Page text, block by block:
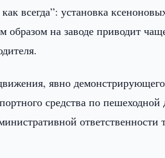
всегда”: установка
на заводе приводит
явно
средства по пешеходной
ответственности